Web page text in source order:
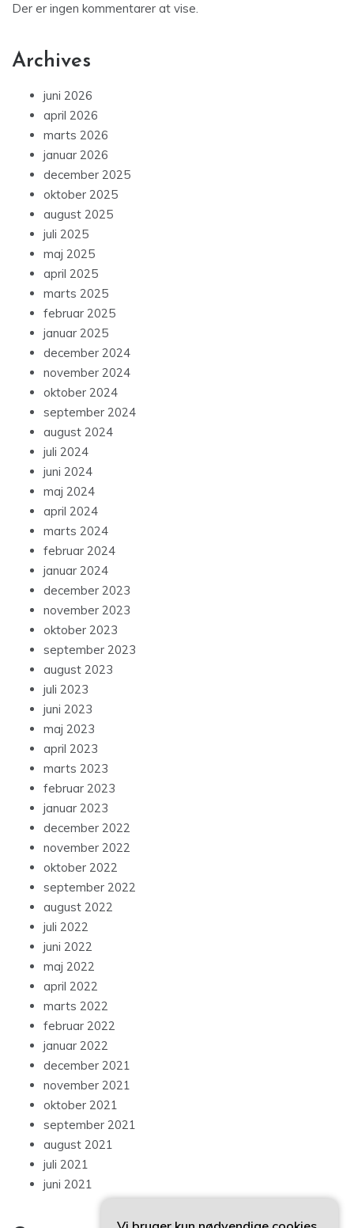
Der er ingen kommentarer at vise.
Archives
juni 2026
april 2026
marts 2026
januar 2026
december 2025
oktober 2025
august 2025
juli 2025
maj 2025
april 2025
marts 2025
februar 2025
januar 2025
december 2024
november 2024
oktober 2024
september 2024
august 2024
juli 2024
juni 2024
maj 2024
april 2024
marts 2024
februar 2024
januar 2024
december 2023
november 2023
oktober 2023
september 2023
august 2023
juli 2023
juni 2023
maj 2023
april 2023
marts 2023
februar 2023
januar 2023
december 2022
november 2022
oktober 2022
september 2022
august 2022
juli 2022
juni 2022
maj 2022
april 2022
marts 2022
februar 2022
januar 2022
december 2021
november 2021
oktober 2021
september 2021
august 2021
juli 2021
juni 2021